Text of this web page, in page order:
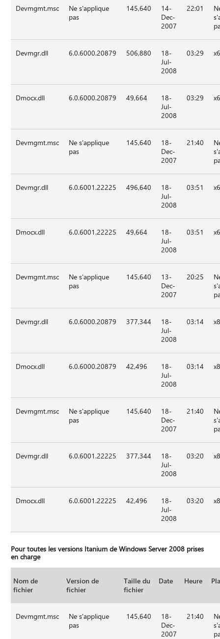
Devmgmt.msc
Ne s'applique
pas
145,640
14-
Dec-
2007
22:01
Devmgr.dll 6.0.6000.20879 506,880
18-
Jul-
2008
03:29
Dmocx.dll 6.0.6000.20879 49,664
18-
Jul-
2008
03:29
Devmgmt.msc
Ne s'applique
pas
145,640
18-
Dec-
2007
21:40
Devmgr.dll 6.0.6001.22225 496,640
18-
Jul-
2008
03:51
Dmocx.dll 6.0.6001.22225 49,664
18-
Jul-
2008
03:51
Devmgmt.msc
Ne s'applique
pas
145,640
13-
Dec-
2007
20:25
Devmgr.dll 6.0.6000.20879 377,344
18-
Jul-
2008
03:14
Dmocx.dll 6.0.6000.20879 42,496
18-
Jul-
2008
03:14
Devmgmt.msc
Ne s'applique
pas
145,640
18-
Dec-
2007
21:40
Devmgr.dll 6.0.6001.22225 377,344
18-
Jul-
2008
03:20
Dmocx.dll 6.0.6001.22225 42,496
18-
Jul-
2008
03:20
Pour toutes les versions Itanium de Windows Server 2008 prises
en charge
Nom de
fichier
Version de
fichier
Taille du
fichier
Date Heure
Devmgmt.msc
Ne s'applique
pas
145,640
18-
Dec-
2007
21:40